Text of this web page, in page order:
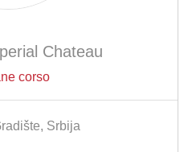
Chateau
corso
Srbija